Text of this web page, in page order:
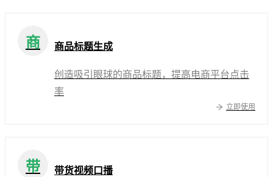
商 商品标题生成
创造吸引眼球的商品标题，提高电商平台点击
率
立即使用
带 带货视频口播